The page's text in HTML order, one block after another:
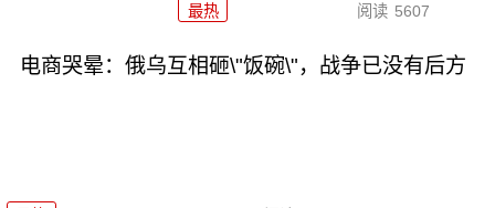
最热 阅读 5607
电商哭晕：俄乌互相砸\"饭碗\"，战争已没有后方